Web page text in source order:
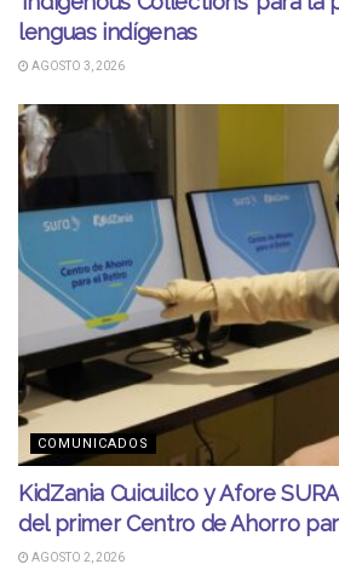
lenguas indígenas
AGOSTO 3, 2026
COMUNICADOS
KidZania Cuicuilco y Afore
del primer Centro de Ahorro
AGOSTO 2, 2026